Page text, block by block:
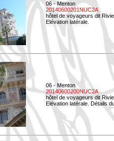
06 - Menton
20140600201NUC2A
hôtel de voyageurs dit
Elévation latérale.
06 - Menton
20140600200NUC2A
hôtel de voyageurs dit
Elévation latérale. Détails